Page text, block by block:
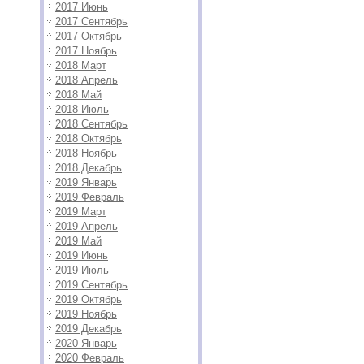
2017 Июнь
2017 Сентябрь
2017 Октябрь
2017 Ноябрь
2018 Март
2018 Апрель
2018 Май
2018 Июль
2018 Сентябрь
2018 Октябрь
2018 Ноябрь
2018 Декабрь
2019 Январь
2019 Февраль
2019 Март
2019 Апрель
2019 Май
2019 Июнь
2019 Июль
2019 Сентябрь
2019 Октябрь
2019 Ноябрь
2019 Декабрь
2020 Январь
2020 Февраль